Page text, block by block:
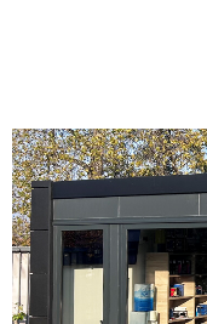
v
ý
p
i
s
u
í